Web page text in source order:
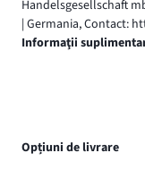
Handelsgesellschaft
| Germania, Contact:
Informaţii
Opțiuni de livrare